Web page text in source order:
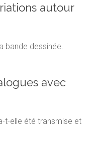
autour
bande dessinée.
avec
t-elle été transmise et